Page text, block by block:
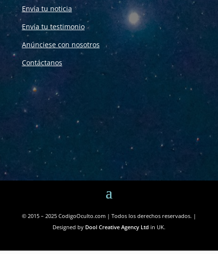
Envía tu noticia
Envía tu testimonio
Anúnciese con nosotros
Contáctanos
© 2015 – 2025 CodigoOculto.com | Todos los derechos reservados. |
Designed by Dool Creative Agency Ltd in UK.